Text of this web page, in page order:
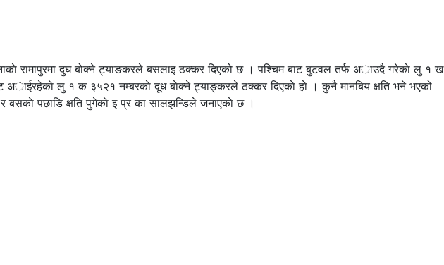
रामापुरमा दुघ बोक्ने ट्याङकरले बसलाइ ठक्कर दिएको छ । पश्चिम बाट बुटवल तर्फ अाउदै गरेकाे लु १ ख
अाईरहेकाे लु १ क ३५२१ नम्बरकाे दूध बाेक्ने ट्याङ्करले ठक्कर दिएकाे हाे । कुनै मानबिय क्षति भने भएको
पछाडि क्षति पुगेकाे इ प्र का सालझन्डिले जनाएकाे छ ।